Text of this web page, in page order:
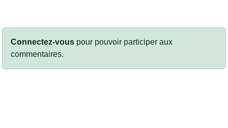
Connectez-vous pour pouvoir participer aux
commentaires.